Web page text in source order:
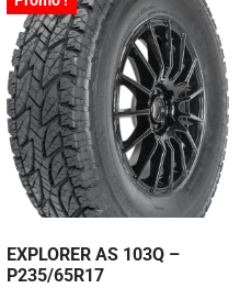
EXPLORER AS 103Q –
P235/65R17